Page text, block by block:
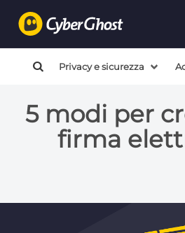
Privacy e sicurezza
5 modi per
firma